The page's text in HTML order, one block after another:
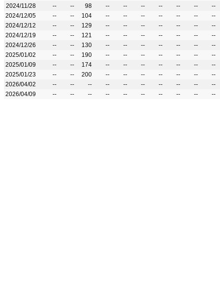
2024/11/28
-- -- 98 -- -- -- -- -- --
--
2024/12/05
-- -- 104 -- -- -- -- -- --
--
2024/12/12
-- -- 129 -- -- -- -- -- --
--
2024/12/19
-- -- 121 -- -- -- -- -- --
--
2024/12/26
-- -- 130 -- -- -- -- -- --
--
2025/01/02
-- -- 190 -- -- -- -- -- --
--
2025/01/09
-- -- 174 -- -- -- -- -- --
--
2025/01/23
-- -- 200 -- -- -- -- -- --
--
2026/04/02
-- -- -- -- -- -- -- -- --
--
2026/04/09
-- -- -- -- -- -- -- -- -- --